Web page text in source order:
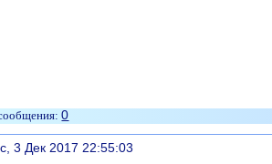
0
3 Дек 2017 22:55:03